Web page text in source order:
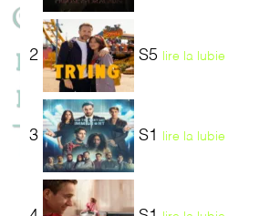
2 S5 lire la lubie
3 S1 lire la lubie